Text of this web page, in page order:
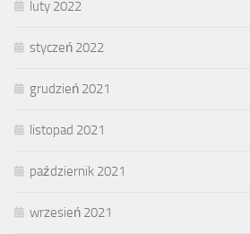
luty 2022
styczeń 2022
grudzień 2021
listopad 2021
październik 2021
wrzesień 2021